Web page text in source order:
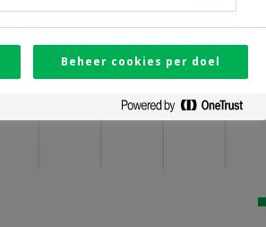
Beheer cookies per doel